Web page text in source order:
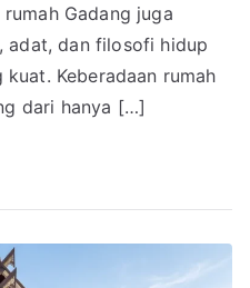
Atap
Gadang juga
adat, dan filosofi hidup
Keberadaan rumah
dari hanya […]